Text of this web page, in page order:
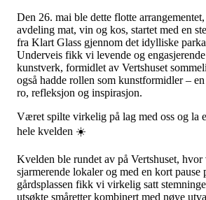
Den 26. mai ble dette flotte
avdeling mat, vin og kos, startet med en
fra Klart Glass gjennom det idylliske
Underveis fikk vi levende og
kunstverk, formidlet av Vertshuset
også hadde rollen som kunstformidler –
ro, refleksjon og inspirasjon.
Været spilte virkelig på lag med oss og la
hele kvelden ☀️
Kvelden ble rundet av på Vertshuset,
sjarmerende lokaler og med en kort pause
gårdsplassen fikk vi virkelig satt
utsøkte småretter kombinert med nøye